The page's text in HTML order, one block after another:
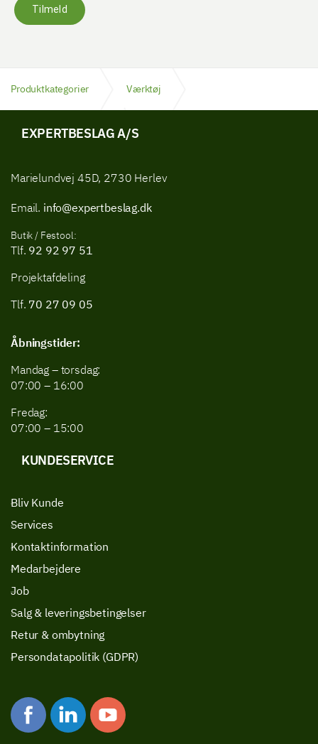
Tilmeld
Produktkategorier Værktøj
Tilbehør til El-Værktøj
EXPERTBESLAG A/S
Marielundvej 45D, 2730 Herlev
Email. info@expertbeslag.dk
Butik / Festool:
Tlf. 92 92 97 51
Projektafdeling
Tlf. 70 27 09 05
Åbningstider:
Mandag – torsdag:
07:00 – 16:00
Fredag:
07:00 – 15:00
KUNDESERVICE
Bliv Kunde
Services
Kontaktinformation
Medarbejdere
Job
Salg & leveringsbetingelser
Retur & ombytning
Persondatapolitik (GDPR)